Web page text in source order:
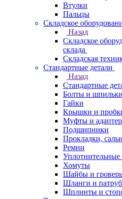
Втулки
Пальцы
Складское
Назад
Складское
склада
Складская
Стандартные детали
Назад
Стандартные
Болты и шпильки
Гайки
Крышки и
Муфты и
Подшипники
Прокладки,
Ремни
Уплотнительные
Хомуты
Шайбы и
Шланги и
Шплинты и